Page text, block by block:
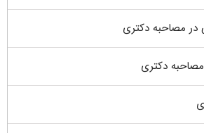
در مصاحبه دکتری
مصاحبه دکتری